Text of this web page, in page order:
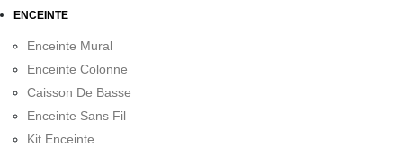
ENCEINTE
Enceinte Mural
Enceinte Colonne
Caisson De Basse
Enceinte Sans Fil
Kit Enceinte